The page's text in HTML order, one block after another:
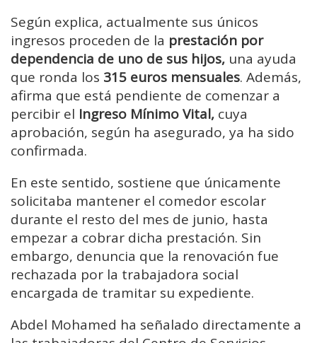
Según explica, actualmente sus únicos
ingresos proceden de la prestación por
dependencia de uno de sus hijos, una ayuda
que ronda los 315 euros mensuales. Además,
afirma que está pendiente de comenzar a
percibir el Ingreso Mínimo Vital, cuya
aprobación, según ha asegurado, ya ha sido
confirmada.
En este sentido, sostiene que únicamente
solicitaba mantener el comedor escolar
durante el resto del mes de junio, hasta
empezar a cobrar dicha prestación. Sin
embargo, denuncia que la renovación fue
rechazada por la trabajadora social
encargada de tramitar su expediente.
Abdel Mohamed ha señalado directamente a